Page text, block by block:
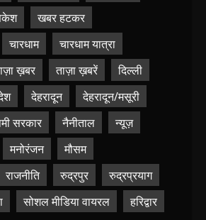
खबर हटकर
चारधाम
चारधाम यात्रा
ख़बर ताज़ा ख़बरें
दिल्ली
देहरादून
देहरादून/मसूरी
सरकार नैनीताल
न्यूज़
मनोरंजन
मौसम
राजनीति रुद्रपुर
रुद्रप्रयाग
सोशल मीडिया वायरल हरिद्वार